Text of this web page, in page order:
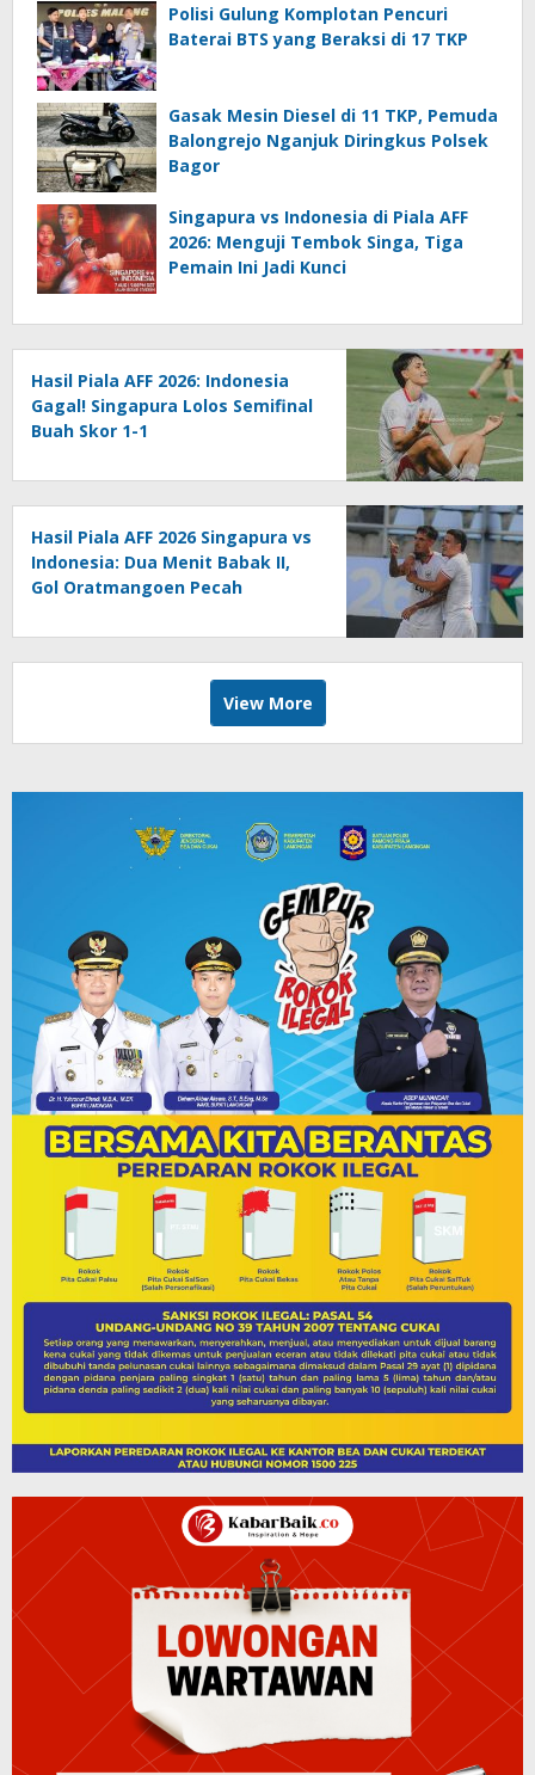
Polisi Gulung Komplotan Pencuri
Baterai BTS yang Beraksi di 17 TKP
Gasak Mesin Diesel di 11 TKP, Pemuda
Balongrejo Nganjuk Diringkus Polsek
Bagor
Singapura vs Indonesia di Piala AFF
2026: Menguji Tembok Singa, Tiga
Pemain Ini Jadi Kunci
Hasil Piala AFF 2026: Indonesia
Gagal! Singapura Lolos Semifinal
Buah Skor 1-1
Hasil Piala AFF 2026 Singapura vs
Indonesia: Dua Menit Babak II,
Gol Oratmangoen Pecah
View More